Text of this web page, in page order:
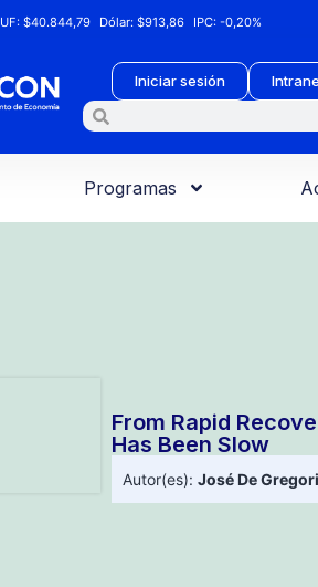
UF:$40.844,79 Dólar:$913,86 IPC:-0,20%
Iniciar sesión
Programas
From Rapid
Has Been Slow
Autor(es): José De